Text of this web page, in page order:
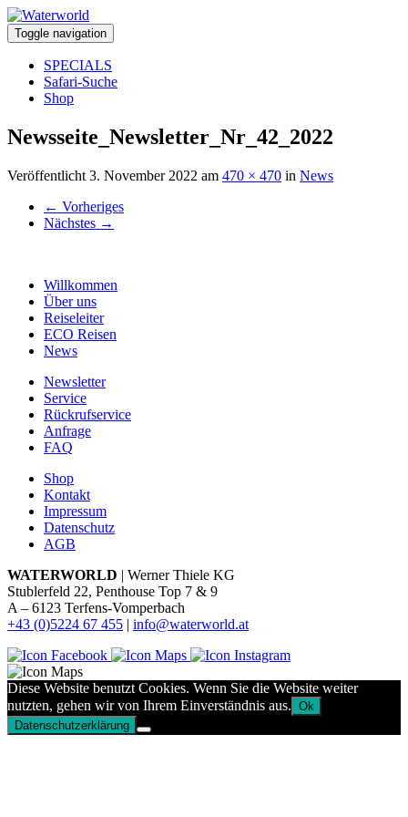
Toggle navigation
SPECIALS
Safari-Suche
Shop
Newsseite_Newsletter_Nr_42_2022
Veröffentlicht 3. November 2022 am 470 × 470 in News
← Vorheriges
Nächstes →
Willkommen
Über uns
Reiseleiter
ECO Reisen
News
Newsletter
Service
Rückrufservice
Anfrage
FAQ
Shop
Kontakt
Impressum
Datenschutz
AGB
WATERWORLD | Werner Thiele KG
Stublerfeld 22, Penthouse Top 7 & 9
A – 6123 Terfens-Vomperbach
+43 (0)5224 67 455 | info@waterworld.at
Diese Website benutzt Cookies. Wenn Sie die Website weiter
nutzten, gehen wir von Ihrem Einverständnis aus. Ok
Datenschutzerklärung